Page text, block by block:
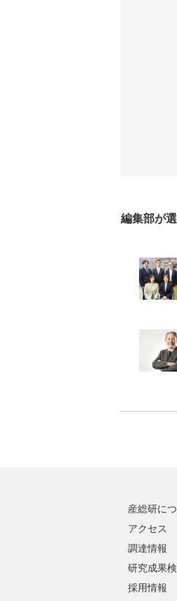
編集部が
産総研に
アクセス
調達情報
研究成果
採用情報